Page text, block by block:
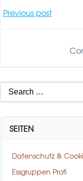
Post
Previous post
Search
for:
SEITEN
Datenschutz &
Essgruppen Profi